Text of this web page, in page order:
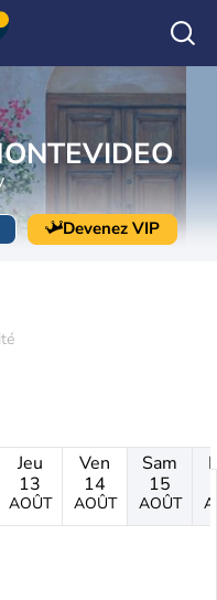
Devenez VIP
Jeu
13
AOÛT
Ven
14
AOÛT
Sam
15
AOÛT